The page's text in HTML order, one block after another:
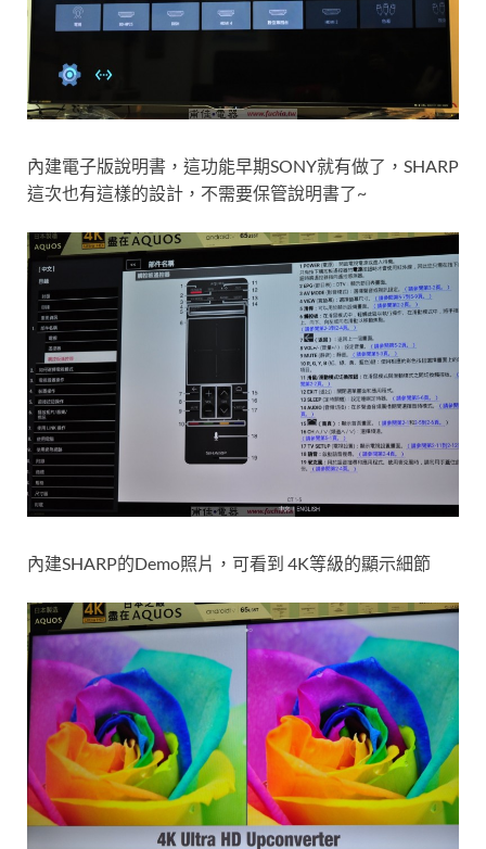
內建電子版說明書，這功能早期SONY就有做了，SHARP
這次也有這樣的設計，不需要保管說明書了~
內建SHARP的Demo照片，可看到 4K等級的顯示細節